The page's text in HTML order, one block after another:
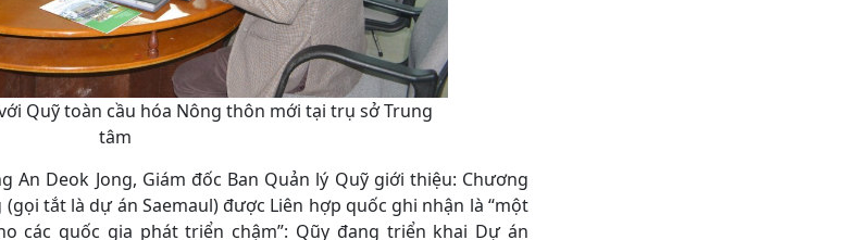
Quỹ toàn cầu hóa Nông thôn mới tại trụ sở Trung
tâm
An Deok Jong, Giám đốc Ban Quản lý Quỹ giới thiệu: Chương
tắt là dự án Saemaul) được Liên hợp quốc ghi nhận là “một
các quốc gia phát triển chậm”: Qũy đang triển khai Dự án